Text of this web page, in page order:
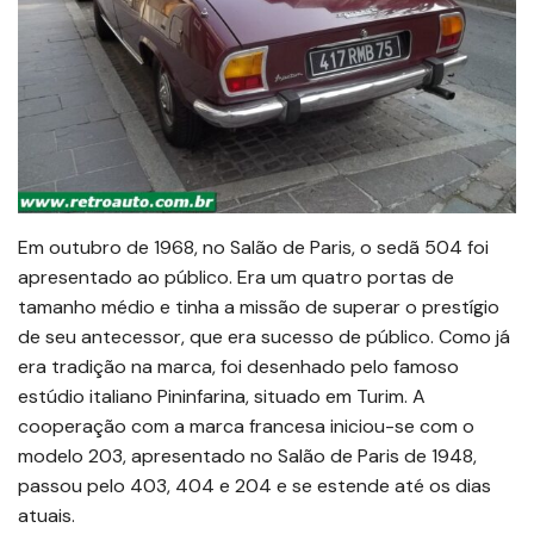
Em outubro de 1968, no Salão de Paris, o sedã 504 foi
apresentado ao público. Era um quatro portas de
tamanho médio e tinha a missão de superar o prestígio
de seu antecessor, que era sucesso de público. Como já
era tradição na marca, foi desenhado pelo famoso
estúdio italiano Pininfarina, situado em Turim. A
cooperação com a marca francesa iniciou-se com o
modelo 203, apresentado no Salão de Paris de 1948,
passou pelo 403, 404 e 204 e se estende até os dias
atuais.